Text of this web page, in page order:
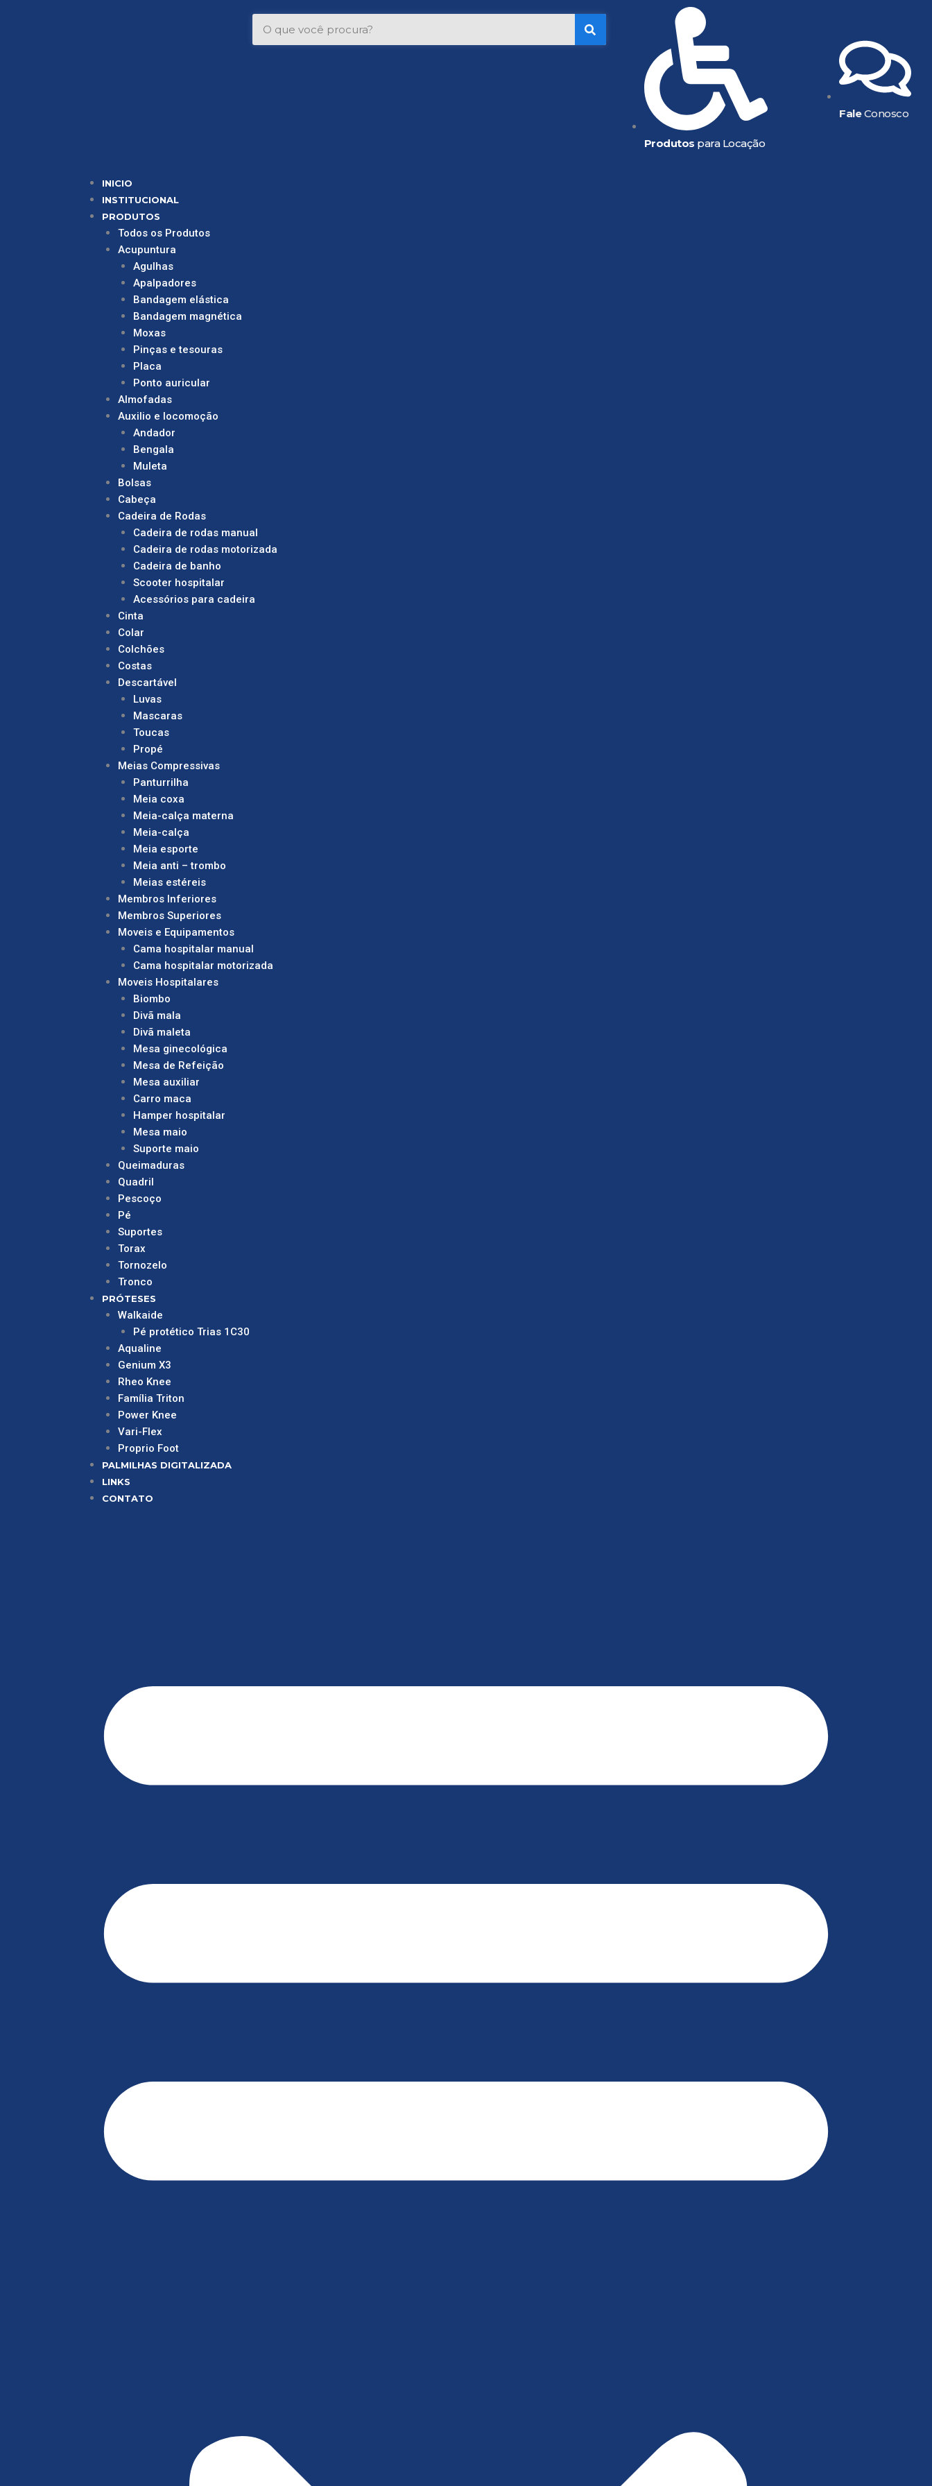
Produtos para Locação
FaleConosco
INICIO
INSTITUCIONAL
PRODUTOS
Todos os Produtos
Acupuntura
Agulhas
Apalpadores
Bandagem elástica
Bandagem magnética
Moxas
Pinças e tesouras
Placa
Ponto auricular
Almofadas
Auxilio e locomoção
Andador
Bengala
Muleta
Bolsas
Cabeça
Cadeira de Rodas
Cadeira de rodas manual
Cadeira de rodas motorizada
Cadeira de banho
Scooter hospitalar
Acessórios para cadeira
Cinta
Colar
Colchões
Costas
Descartável
Luvas
Mascaras
Toucas
Propé
Meias Compressivas
Panturrilha
Meia coxa
Meia-calça materna
Meia-calça
Meia esporte
Meia anti – trombo
Meias estéreis
Membros Inferiores
Membros Superiores
Moveis e Equipamentos
Cama hospitalar manual
Cama hospitalar motorizada
Moveis Hospitalares
Biombo
Divã mala
Divã maleta
Mesa ginecológica
Mesa de Refeição
Mesa auxiliar
Carro maca
Hamper hospitalar
Mesa maio
Suporte maio
Queimaduras
Quadril
Pescoço
Pé
Suportes
Torax
Tornozelo
Tronco
PRÓTESES
Walkaide
Pé protético Trias 1C30
Aqualine
Genium X3
Rheo Knee
Família Triton
Power Knee
Vari-Flex
Proprio Foot
PALMILHAS DIGITALIZADA
LINKS
CONTATO